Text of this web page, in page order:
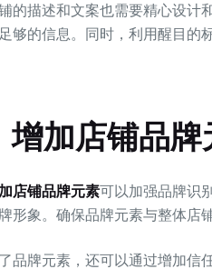
描述和文案也需要精心设计和
够的信息。同时，利用醒目的
加店铺品牌
店铺品牌元素可以加强品牌识
形象。确保品牌元素与整体店
牌元素，还可以通过增加信任